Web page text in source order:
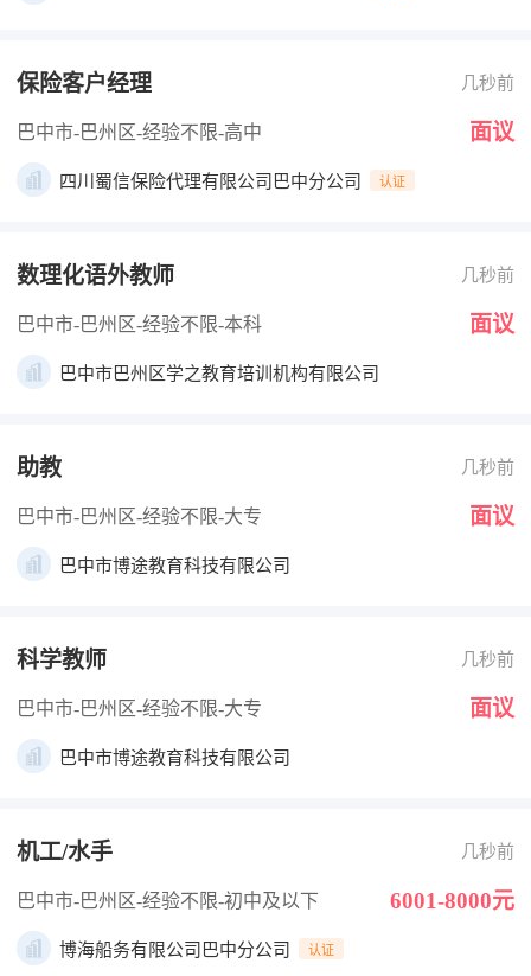
保险客户经理 几秒前
巴中市-巴州区-经验不限-高中 面议
四川蜀信保险代理有限公司巴中分公司 认证
数理化语外教师 几秒前
巴中市-巴州区-经验不限-本科 面议
巴中市巴州区学之教育培训机构有限公司
助教 几秒前
巴中市-巴州区-经验不限-大专 面议
巴中市博途教育科技有限公司
科学教师 几秒前
巴中市-巴州区-经验不限-大专 面议
巴中市博途教育科技有限公司
机工/水手 几秒前
巴中市-巴州区-经验不限-初中及以下 6001-8000元
博海船务有限公司巴中分公司 认证